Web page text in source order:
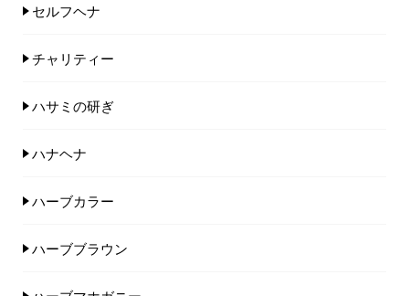
セルフヘナ
チャリティー
ハサミの研ぎ
ハナヘナ
ハーブカラー
ハーブブラウン